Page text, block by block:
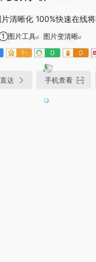
清晰化 100%快速在线
图片工具
图片变清晰
1- 0 0
达 手机查看